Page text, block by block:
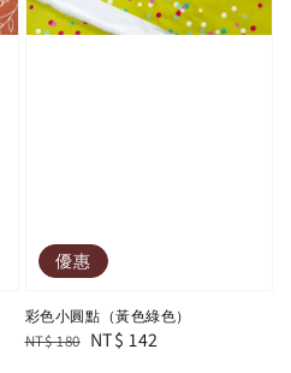
優惠
彩色小圓點（黃色綠色）
Regular
NT$ 180 Sale
NT$ 142